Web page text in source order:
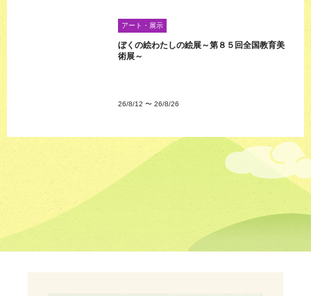
アート・展示
ぼくの絵わたしの絵展～第８５回全国教育美
術展～
26/8/12 〜 26/8/26